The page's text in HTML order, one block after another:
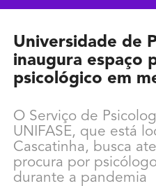
Universidade de
inaugura espaço
psicológico em
O Serviço de
UNIFASE, que está
Cascatinha, busca
procura por
durante a pandemia